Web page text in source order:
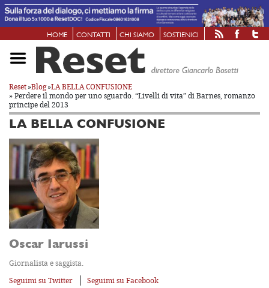
HOME CONTATTI CHI SIAMO SOSTIENICI
Reset»Blog»LA BELLA CONFUSIONE
» Perdere il mondo per uno sguardo. “Livelli di vita” di Barnes, romanzo
principe del 2013
LA BELLA CONFUSIONE
Oscar Iarussi
Giornalista e saggista.
Seguimi su Twitter
Seguimi su Facebook